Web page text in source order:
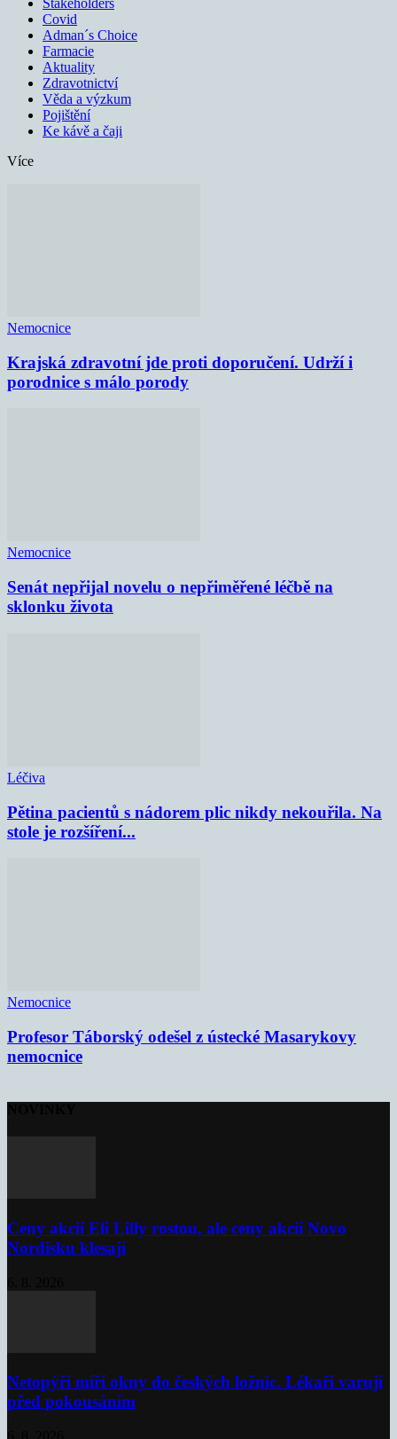
Stakeholders
Covid
Adman´s Choice
Farmacie
Aktuality
Zdravotnictví
Věda a výzkum
Pojištění
Ke kávě a čaji
Více
Nemocnice
Krajská zdravotní jde proti doporučení. Udrží i
porodnice s málo porody
Nemocnice
Senát nepřijal novelu o nepřiměřené léčbě na
sklonku života
Léčiva
Pětina pacientů s nádorem plic nikdy nekouřila. Na
stole je rozšíření...
Nemocnice
Profesor Táborský odešel z ústecké Masarykovy
nemocnice
Ceny akcií Eli Lilly rostou, ale ceny akcií Novo
Nordisku klesají
Netopýři míří okny do českých ložnic. Lékaři varují
před pokousáním